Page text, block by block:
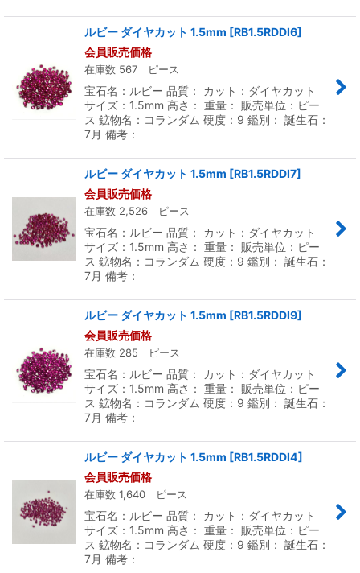
ルビー ダイヤカット 1.5mm [RB1.5RDDI6]
会員販売価格
在庫数 567 ピース
宝石名：ルビー 品質： カット：ダイヤカット
サイズ：1.5mm 高さ： 重量： 販売単位：ピー
ス 鉱物名：コランダム 硬度：9 鑑別： 誕生石：
7月 備考：
ルビー ダイヤカット 1.5mm [RB1.5RDDI7]
会員販売価格
在庫数 2,526 ピース
宝石名：ルビー 品質： カット：ダイヤカット
サイズ：1.5mm 高さ： 重量： 販売単位：ピー
ス 鉱物名：コランダム 硬度：9 鑑別： 誕生石：
7月 備考：
ルビー ダイヤカット 1.5mm [RB1.5RDDI9]
会員販売価格
在庫数 285 ピース
宝石名：ルビー 品質： カット：ダイヤカット
サイズ：1.5mm 高さ： 重量： 販売単位：ピー
ス 鉱物名：コランダム 硬度：9 鑑別： 誕生石：
7月 備考：
ルビー ダイヤカット 1.5mm [RB1.5RDDI4]
会員販売価格
在庫数 1,640 ピース
宝石名：ルビー 品質： カット：ダイヤカット
サイズ：1.5mm 高さ： 重量： 販売単位：ピー
ス 鉱物名：コランダム 硬度：9 鑑別： 誕生石：
7月 備考：